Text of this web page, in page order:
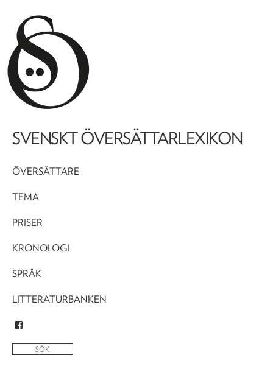
SVENSKT ÖVERSÄTTARLEXIKON
ÖVERSÄTTARE
TEMA
PRISER
KRONOLOGI
SPRÅK
LITTERATURBANKEN